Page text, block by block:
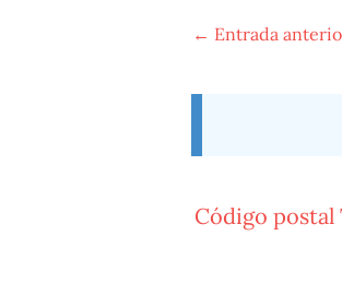
← Entrada
Código